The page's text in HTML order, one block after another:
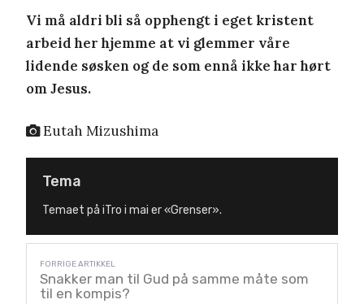
Vi må aldri bli så opphengt i eget kristent
arbeid her hjemme at vi glemmer våre
lidende søsken og de som ennå ikke har hørt
om Jesus.
Eutah Mizushima
Tema
Temaet på iTro i mai er «Grenser».
Snakker man til Gud på samme måte som
til en kompis?